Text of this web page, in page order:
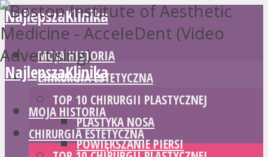
NajlepszaKlinika
MOJA HISTORIA
CHIRURGIA ESTETYCZNA
TOP 10 CHIRURGII PLASTYCZNEJ
PLASTYKA NOSA
POWIĘKSZANIE PIERSI
NajlepszaKlinika
MOJA HISTORIA
CHIRURGIA ESTETYCZNA